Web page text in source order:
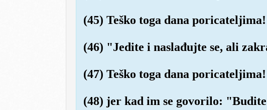
(45) Teško toga dana poricateljima!
(46) "Jedite i naslađujte se, ali
(47) Teško toga dana
(48) jer kad im se govorilo: